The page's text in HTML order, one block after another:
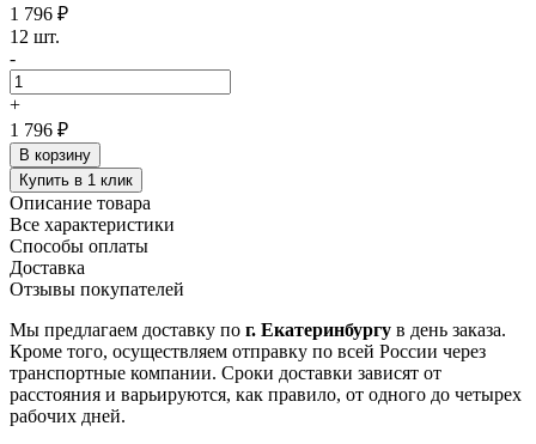
1 796 ₽
12 шт.
-
+
1 796 ₽
В корзину
Купить в 1 клик
Описание товара
Все характеристики
Способы оплаты
Доставка
Отзывы покупателей
Мы предлагаем доставку по г. Екатеринбургу в день заказа.
Кроме того, осуществляем отправку по всей России через
транспортные компании. Сроки доставки зависят от
расстояния и варьируются, как правило, от одного до четырех
рабочих дней.